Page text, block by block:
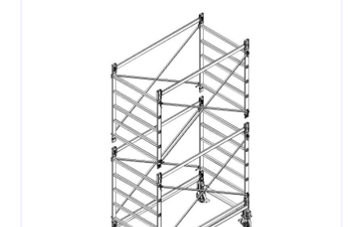
ACCESSORI, RICAMBI E COMPONENTI